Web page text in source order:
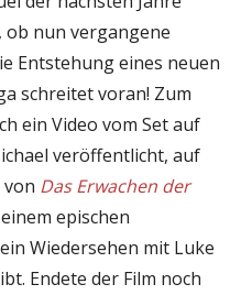
ob nun vergangene
Entstehung eines neuen
schreitet voran! Zum
ein Video vom Set auf
veröffentlicht, auf
von Das Erwachen der
epischen
Wiedersehen mit Luke
Endete der Film noch